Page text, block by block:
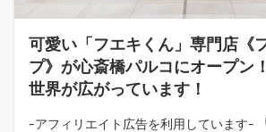
可愛い「フエキくん」専門店《
プ》が心斎橋パルコにオープン
世界が広がっています！
-アフィリエイト広告を利用しています-